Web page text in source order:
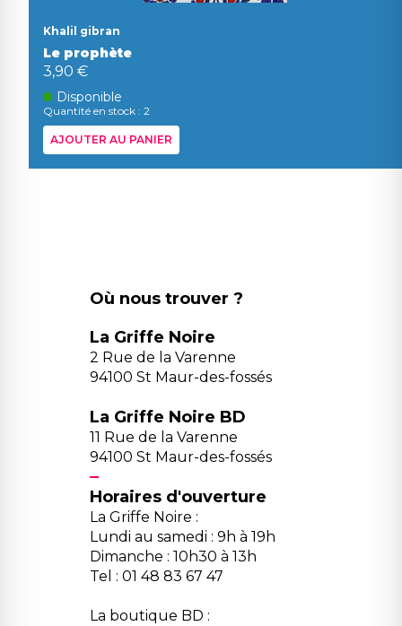
Khalil gibran
Le prophète
3,90 €
Disponible
Quantité en stock : 2
AJOUTER AU PANIER
Où nous trouver ?
La Griffe Noire
2 Rue de la Varenne
94100 St Maur-des-fossés
La Griffe Noire BD
11 Rue de la Varenne
94100 St Maur-des-fossés
Horaires d'ouverture
La Griffe Noire :
Lundi au samedi : 9h à 19h
Dimanche : 10h30 à 13h
Tel : 01 48 83 67 47
La boutique BD :